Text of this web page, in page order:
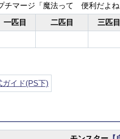
チマージ「魔法って 便利だよね
一匹目 二匹目
三匹目
ガイド(PS下)